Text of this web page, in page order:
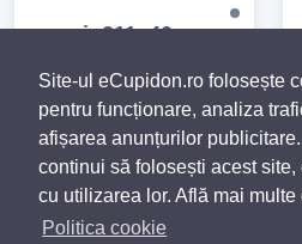
Site-ul eCupidon.ro folosește
pentru funcționare, analiza
afișarea anunțurilor
continui să folosești acest site,
cu utilizarea lor. Află mai
Politica cookie
mario211, 40
București
« 1 2 3 4 5 6